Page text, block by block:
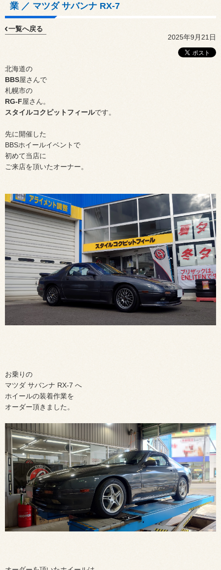
業 ／ マツダ サバンナ RX-7
一覧へ戻る
2025年9月21日
北海道の
BBS屋さんで
札幌市の
RG-F屋さん。
スタイルコクピットフィールです。
先に開催した
BBSホイールイベントで
初めて当店に
ご来店を頂いたオーナー。
お乗りの
マツダ サバンナ RX-7 へ
ホイールの装着作業を
オーダー頂きました。